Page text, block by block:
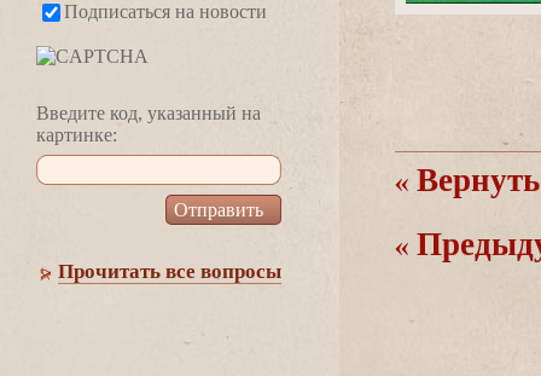
Подписаться на новости
едите код, указанный на
картинке:
Прочитать все вопросы